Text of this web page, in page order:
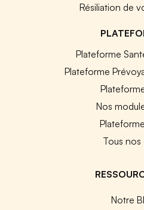
Résiliation de
Plateforme
Plateforme
Nos
Tous nos
Notre